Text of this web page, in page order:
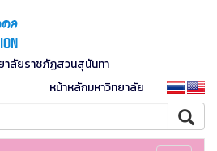
าลัยราชภัฏสวนสุนันทา
หน้าหลักมหาวิทยาลัย